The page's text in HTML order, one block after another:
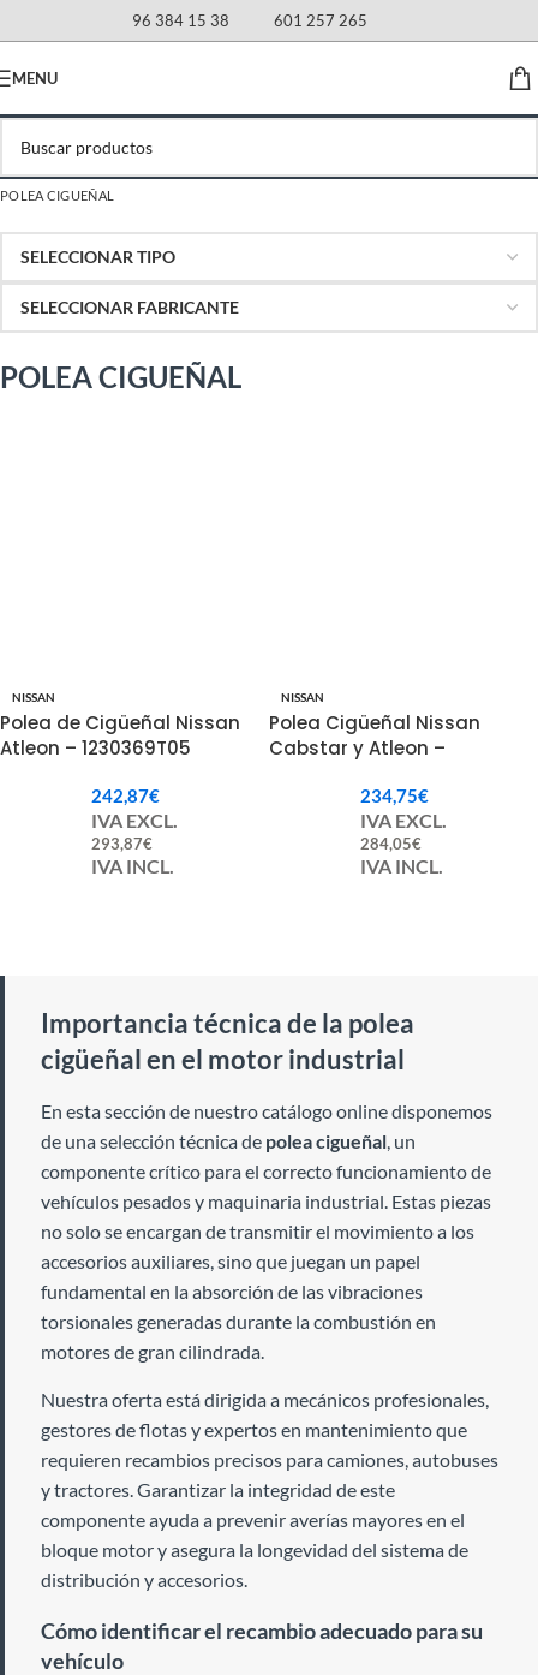
96 384 15 38 601 257 265
MENU
POLEA CIGUEÑAL
POLEA CIGUEÑAL
NISSAN
Polea de Cigüeñal Nissan
Atleon – 1230369T05
242,87€
IVA EXCL.
293,87€
IVA INCL.
NISSAN
Polea Cigüeñal Nissan
Cabstar y Atleon –
234,75€
IVA EXCL.
284,05€
IVA INCL.
Importancia técnica de la polea
cigüeñal en el motor industrial
En esta sección de nuestro catálogo online disponemos
de una selección técnica de polea cigueñal, un
componente crítico para el correcto funcionamiento de
vehículos pesados y maquinaria industrial. Estas piezas
no solo se encargan de transmitir el movimiento a los
accesorios auxiliares, sino que juegan un papel
fundamental en la absorción de las vibraciones
torsionales generadas durante la combustión en
motores de gran cilindrada.
Nuestra oferta está dirigida a mecánicos profesionales,
gestores de flotas y expertos en mantenimiento que
requieren recambios precisos para camiones, autobuses
y tractores. Garantizar la integridad de este
componente ayuda a prevenir averías mayores en el
bloque motor y asegura la longevidad del sistema de
distribución y accesorios.
Cómo identificar el recambio adecuado para su
vehículo